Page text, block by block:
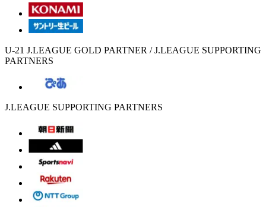
U-21 J.LEAGUE GOLD PARTNER / J.LEAGUE SUPPORTING
PARTNERS
J.LEAGUE SUPPORTING PARTNERS